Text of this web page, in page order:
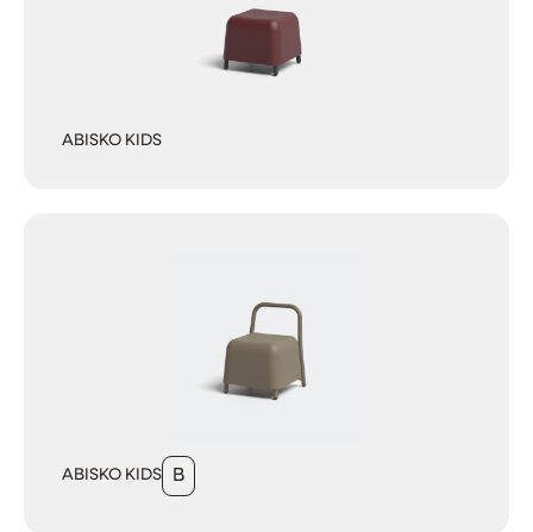
ABISKO KIDS
ABISKO KIDS B